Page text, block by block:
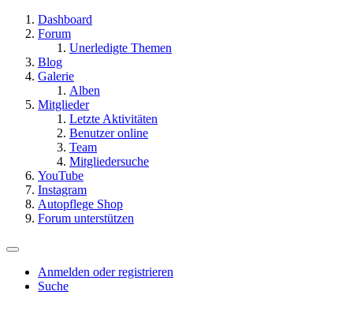
Dashboard
Forum
Unerledigte Themen
Blog
Galerie
Alben
Mitglieder
Letzte Aktivitäten
Benutzer online
Team
Mitgliedersuche
YouTube
Instagram
Autopflege Shop
Forum unterstützen
Anmelden oder registrieren
Suche